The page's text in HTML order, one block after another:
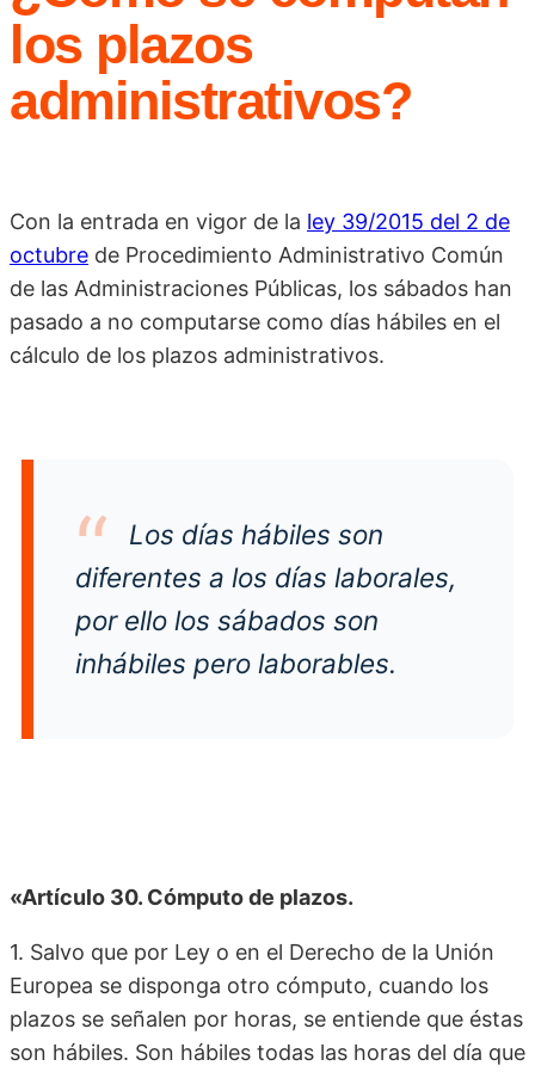
los plazos
administrativos?
Con la entrada en vigor de la ley 39/2015 del 2 de
octubre de Procedimiento Administrativo Común
de las Administraciones Públicas, los sábados han
pasado a no computarse como días hábiles en el
cálculo de los plazos administrativos.
Los días hábiles son
diferentes a los días laborales,
por ello los sábados son
inhábiles pero laborables.
«Artículo 30. Cómputo de plazos.
1. Salvo que por Ley o en el Derecho de la Unión
Europea se disponga otro cómputo, cuando los
plazos se señalen por horas, se entiende que éstas
son hábiles. Son hábiles todas las horas del día que